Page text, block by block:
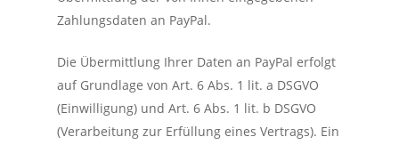
Zahlungsdaten an PayPal.
Die Übermittlung Ihrer Daten an PayPal erfolgt
auf Grundlage von Art. 6 Abs. 1 lit. a DSGVO
(Einwilligung) und Art. 6 Abs. 1 lit. b DSGVO
(Verarbeitung zur Erfüllung eines Vertrags). Ein